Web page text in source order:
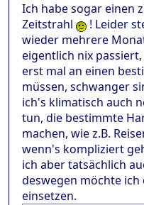
Ich habe sogar einen
Zeitstrahl
! Leider
wieder mehrere
eigentlich nix
erst mal an einen
müssen, schwanger
ich's klimatisch auch
tun, die bestimmte
machen, wie z.B.
wenn's kompliziert
ich aber tatsächlich
deswegen möchte
einsetzen.